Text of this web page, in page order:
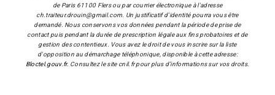
de Paris 61100 Flers ou par courrier électronique à l'adresse
ch.traiteur.drouin@gmail.com. Un justificatif d'identité pourra vous être
demandé. Nous conservons vos données pendant la période de prise de
contact puis pendant la durée de prescription légale aux fins probatoires et de
gestion des contentieux. Vous avez le droit de vous inscrire sur la liste
d'opposition au démarchage téléphonique, disponible à cette adresse:
Bloctel.gouv.fr. Consultez le site cnil.fr pour plus d’informations sur vos droits.